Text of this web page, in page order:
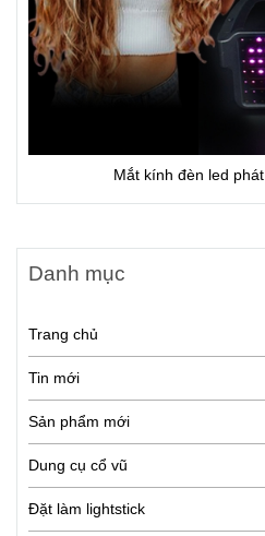
Mắt kính đèn led
Danh mục
Trang chủ
Tin mới
Sản phẩm mới
Dung cụ cổ vũ
Đặt làm lightstick